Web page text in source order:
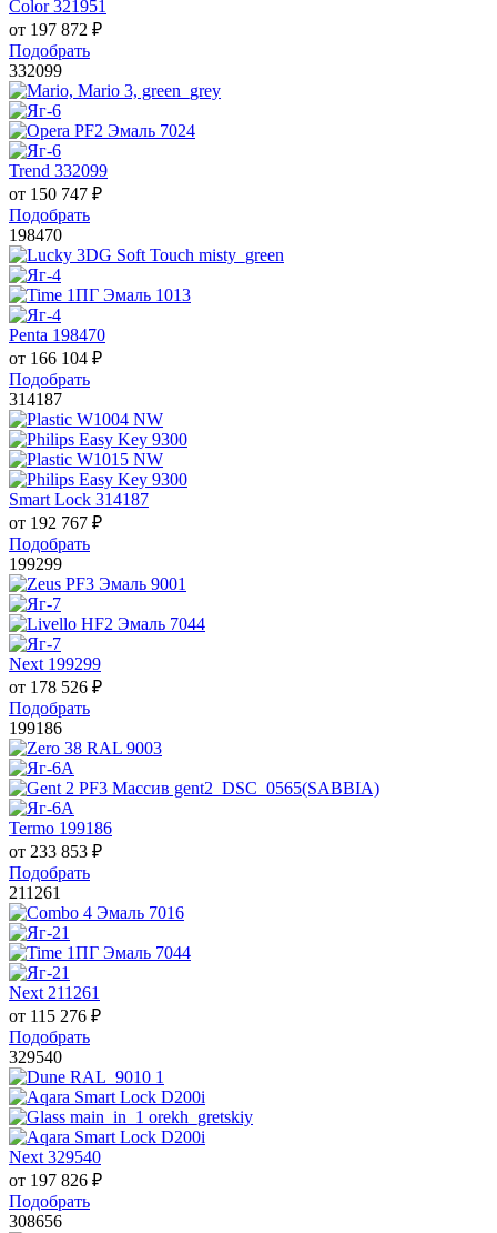
Color 321951
от 197 872 ₽
Подобрать
332099
Trend 332099
от 150 747 ₽
Подобрать
198470
Penta 198470
от 166 104 ₽
Подобрать
314187
Smart Lock 314187
от 192 767 ₽
Подобрать
199299
Next 199299
от 178 526 ₽
Подобрать
199186
Termo 199186
от 233 853 ₽
Подобрать
211261
Next 211261
от 115 276 ₽
Подобрать
329540
Next 329540
от 197 826 ₽
Подобрать
308656